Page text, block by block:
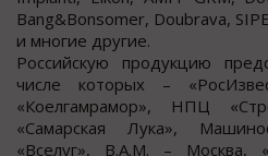
Bang&Bonsomer, Doubrava,
и многие другие.
Российскую продукцию
числе которых –
«Коелгамрамор», НПЦ
«Самарская Лука»,
«Вселуг», В.А.М. – Москва,